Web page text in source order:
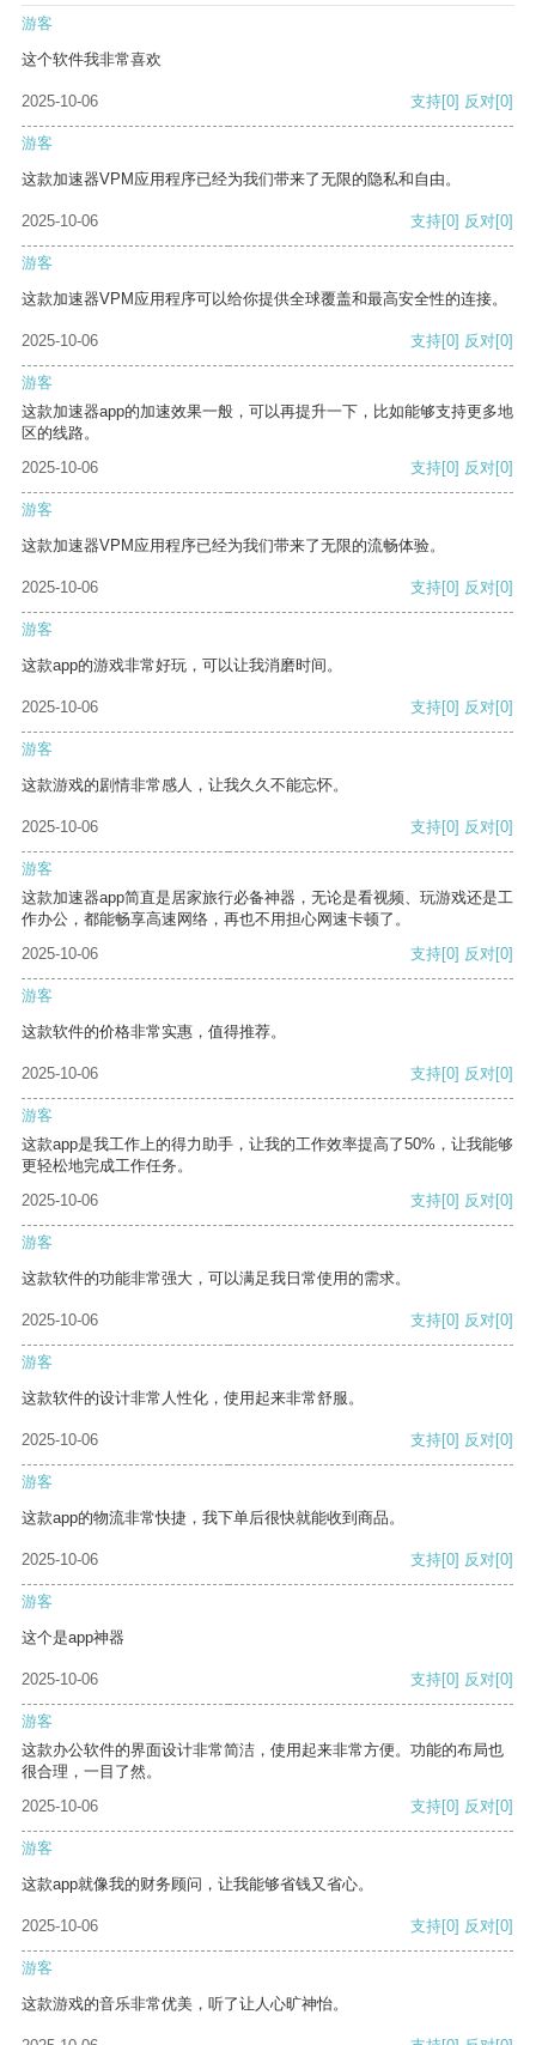
游客
这个软件我非常喜欢
2025-10-06 支持[0] 反对[0]
游客
这款加速器VPM应用程序已经为我们带来了无限的隐私和自由。
2025-10-06 支持[0] 反对[0]
游客
这款加速器VPM应用程序可以给你提供全球覆盖和最高安全性的连接。
2025-10-06 支持[0] 反对[0]
游客
这款加速器app的加速效果一般，可以再提升一下，比如能够支持更多地
区的线路。
2025-10-06
支持[0] 反对[0]
游客
这款加速器VPM应用程序已经为我们带来了无限的流畅体验。
2025-10-06 支持[0] 反对[0]
游客
这款app的游戏非常好玩，可以让我消磨时间。
2025-10-06 支持[0] 反对[0]
游客
这款游戏的剧情非常感人，让我久久不能忘怀。
2025-10-06 支持[0] 反对[0]
游客
这款加速器app简直是居家旅行必备神器，无论是看视频、玩游戏还是工
作办公，都能畅享高速网络，再也不用担心网速卡顿了。
2025-10-06
支持[0] 反对[0]
游客
这款软件的价格非常实惠，值得推荐。
2025-10-06 支持[0] 反对[0]
游客
这款app是我工作上的得力助手，让我的工作效率提高了50%，让我能够
更轻松地完成工作任务。
2025-10-06
支持[0] 反对[0]
游客
这款软件的功能非常强大，可以满足我日常使用的需求。
2025-10-06 支持[0] 反对[0]
游客
这款软件的设计非常人性化，使用起来非常舒服。
2025-10-06 支持[0] 反对[0]
游客
这款app的物流非常快捷，我下单后很快就能收到商品。
2025-10-06 支持[0] 反对[0]
游客
这个是app神器
2025-10-06 支持[0] 反对[0]
游客
这款办公软件的界面设计非常简洁，使用起来非常方便。功能的布局也
很合理，一目了然。
2025-10-06
支持[0] 反对[0]
游客
这款app就像我的财务顾问，让我能够省钱又省心。
2025-10-06 支持[0] 反对[0]
游客
这款游戏的音乐非常优美，听了让人心旷神怡。